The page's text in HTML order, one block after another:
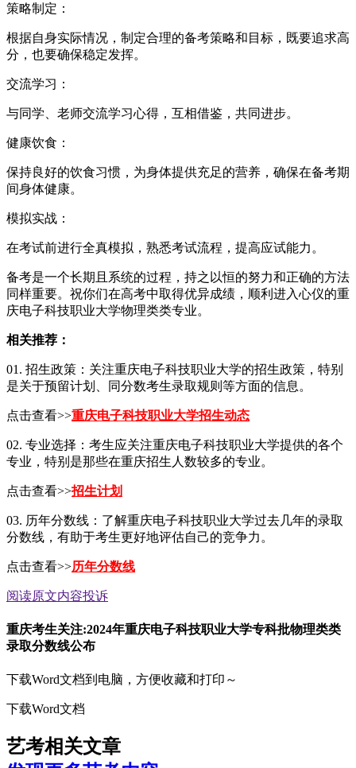
策略制定：
根据自身实际情况，制定合理的备考策略和目标，既要追求高
分，也要确保稳定发挥。
交流学习：
与同学、老师交流学习心得，互相借鉴，共同进步。
健康饮食：
保持良好的饮食习惯，为身体提供充足的营养，确保在备考期
间身体健康。
模拟实战：
在考试前进行全真模拟，熟悉考试流程，提高应试能力。
备考是一个长期且系统的过程，持之以恒的努力和正确的方法
同样重要。祝你们在高考中取得优异成绩，顺利进入心仪的重
庆电子科技职业大学物理类类专业。
相关推荐：
01. 招生政策：关注重庆电子科技职业大学的招生政策，特别
是关于预留计划、同分数考生录取规则等方面的信息。
点击查看>>重庆电子科技职业大学招生动态
02. 专业选择：考生应关注重庆电子科技职业大学提供的各个
专业，特别是那些在重庆招生人数较多的专业。
点击查看>>招生计划
03. 历年分数线：了解重庆电子科技职业大学过去几年的录取
分数线，有助于考生更好地评估自己的竞争力。
点击查看>>历年分数线
阅读原文内容投诉
重庆考生关注:2024年重庆电子科技职业大学专科批物理类类
录取分数线公布
下载Word文档到电脑，方便收藏和打印～
下载Word文档
艺考相关文章